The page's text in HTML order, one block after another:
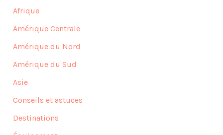
Afrique
Amérique Centrale
Amérique du Nord
Amérique du Sud
Asie
Conseils et astuces
Destinations